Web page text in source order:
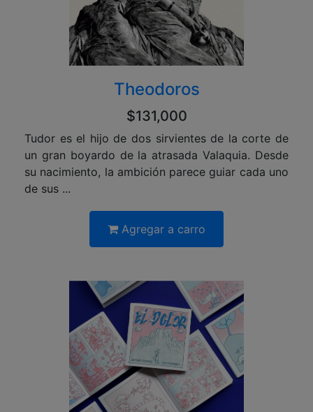
Theodoros
$131,000
Tudor es el hijo de dos sirvientes de la corte de
un gran boyardo de la atrasada Valaquia. Desde
su nacimiento, la ambición parece guiar cada uno
de sus ...
Agregar a carro